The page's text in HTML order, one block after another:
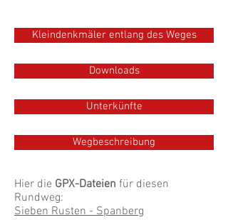
Kleindenkmäler entlang des Weges
Downloads
Unterkünfte
Wegbeschreibung
Hier die GPX-Dateien für diesen
Rundweg:
Sieben Rusten - Spanberg